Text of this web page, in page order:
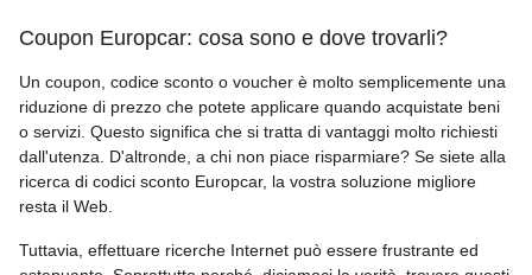
Coupon Europcar: cosa sono e dove trovarli?
Un coupon, codice sconto o voucher è molto semplicemente una
riduzione di prezzo che potete applicare quando acquistate beni
o servizi. Questo significa che si tratta di vantaggi molto richiesti
dall'utenza. D'altronde, a chi non piace risparmiare? Se siete alla
ricerca di codici sconto Europcar, la vostra soluzione migliore
resta il Web.
Tuttavia, effettuare ricerche Internet può essere frustrante ed